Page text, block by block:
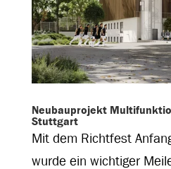
Neubauprojekt
Stuttgart
Mit dem Richtfest
wurde ein wichtiger